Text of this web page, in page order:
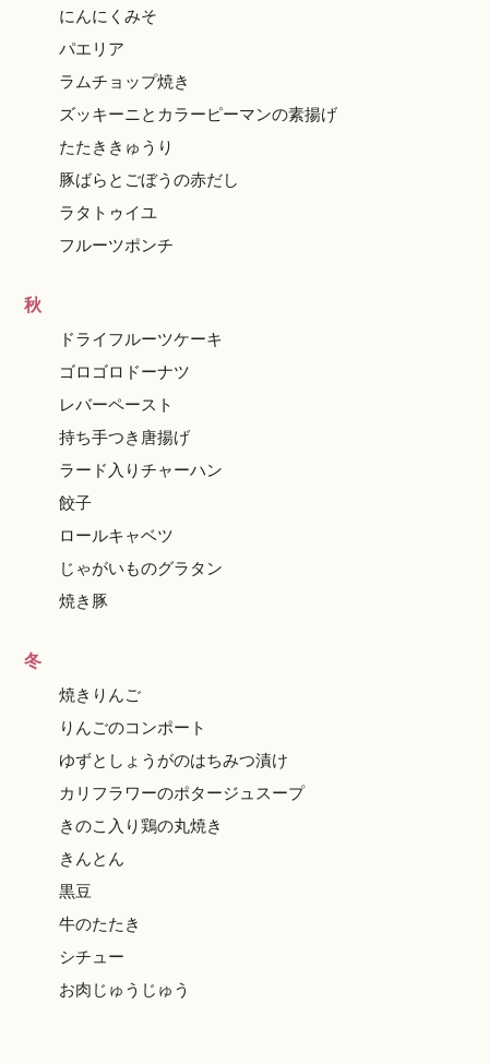
にんにくみそ
パエリア
ラムチョップ焼き
ズッキーニとカラーピーマンの素揚げ
たたききゅうり
豚ばらとごぼうの赤だし
ラタトゥイユ
フルーツポンチ
秋
ドライフルーツケーキ
ゴロゴロドーナツ
レバーペースト
持ち手つき唐揚げ
ラード入りチャーハン
餃子
ロールキャベツ
じゃがいものグラタン
焼き豚
冬
焼きりんご
りんごのコンポート
ゆずとしょうがのはちみつ漬け
カリフラワーのポタージュスープ
きのこ入り鶏の丸焼き
きんとん
黒豆
牛のたたき
シチュー
お肉じゅうじゅう